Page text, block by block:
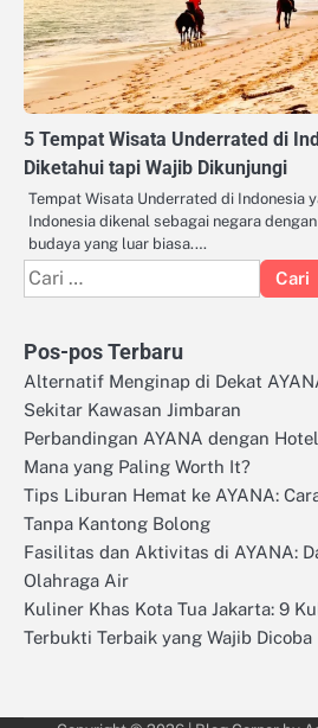
5 Tempat Wisata Underrated di
Diketahui tapi Wajib Dikunjungi
Tempat Wisata Underrated di Indonesia
Indonesia dikenal sebagai negara
budaya yang luar biasa.…
Cari
untuk:
Pos-pos Terbaru
Alternatif Menginap di Dekat
Sekitar Kawasan Jimbaran
Perbandingan AYANA dengan
Mana yang Paling Worth It?
Tips Liburan Hemat ke AYANA:
Tanpa Kantong Bolong
Fasilitas dan Aktivitas di AYANA:
Olahraga Air
Kuliner Khas Kota Tua Jakarta: 9
Terbukti Terbaik yang Wajib Dicoba